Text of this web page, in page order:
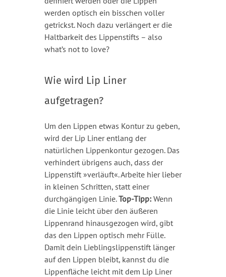
werden optisch ein bisschen voller
getrickst. Noch dazu verlängert er die
Haltbarkeit des Lippenstifts – also
what’s not to love?
Wie wird Lip Liner
aufgetragen?
Um den Lippen etwas Kontur zu geben,
wird der Lip Liner entlang der
natürlichen Lippenkontur gezogen. Das
verhindert übrigens auch, dass der
Lippenstift »verläuft«. Arbeite hier lieber
in kleinen Schritten, statt einer
durchgängigen Linie.Top-Tipp:Wenn
die Linie leicht über den äußeren
Lippenrand hinausgezogen wird, gibt
das den Lippen optisch mehr Fülle.
Damit dein Lieblingslippenstift länger
auf den Lippen bleibt, kannst du die
Lippenfläche leicht mit dem Lip Liner